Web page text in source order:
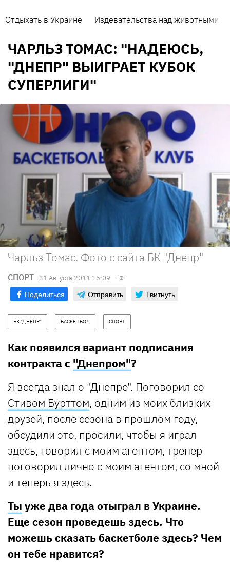
Отдыхать в Украине Издевательства над животными
ЧАРЛЬЗ ТОМАС: "НАДЕЮСЬ,
"ДНЕПР" ВЫИГРАЕТ КУБОК
СУПЕРЛИГИ"
Чарльз Томас. Фото с сайта БК "Днепр"
СПОРТ 31 Августа 2011 16:09
Поделиться Отправить Твитнуть
БК "ДНЕПР" БАСКЕТБОЛ СПОРТ
Как появился вариант подписания
контракта с "Днепром"?
Я всегда знал о "Днепре". Поговорил со
Стивом Бурттом, одним из моих близких
друзей, после сезона в прошлом году,
обсудили это, просили, чтобы я играл
здесь, говорил с моим агентом, тренер
поговорил лично с моим агентом, со мной
и теперь я здесь.
Ты уже два года отыграл в Украине.
Еще сезон проведешь здесь. Что
можешь сказать баскетболе здесь? Чем
он тебе нравится?